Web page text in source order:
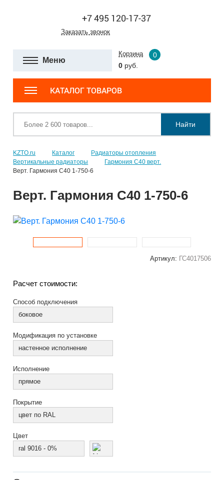
+7 495 120-17-37
Заказать звонок
Меню
Корзина
0
0 руб.
КАТАЛОГ ТОВАРОВ
Найти
KZTO.ru Каталог
Радиаторы отопления
Вертикальные радиаторы
Гармония С40 верт.
Верт. Гармония С40 1-750-6
Верт. Гармония С40 1-750-6
Артикул: ГС4017506
Расчет стоимости:
Способ подключения
боковое
Модификация по установке
настенное исполнение
Исполнение
прямое
Покрытие
цвет по RAL
Цвет
ral 9016 - 0%